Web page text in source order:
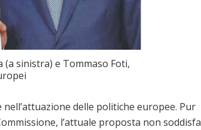
sinistra) e Tommaso Foti,
delle politiche europee. Pur
l’attuale proposta non soddisfa